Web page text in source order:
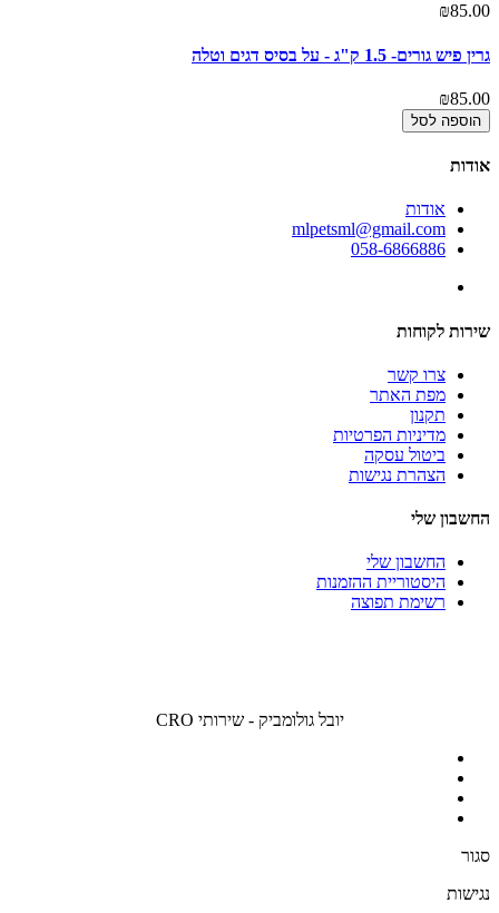
₪85.00
גרין פיש גורים- 1.5 ק"ג - על בסיס דגים וטלה
₪85.00
הוספה לסל
אודות
אודות
mlpetsml@gmail.com
058-6866886
שירות לקוחות
צרו קשר
מפת האתר
תקנון
מדיניות הפרטיות
ביטול עסקה
הצהרת נגישות
החשבון שלי
החשבון שלי
היסטוריית ההזמנות
רשימת תפוצה
יובל גולומביק - שירותי CRO
סגור
נגישות